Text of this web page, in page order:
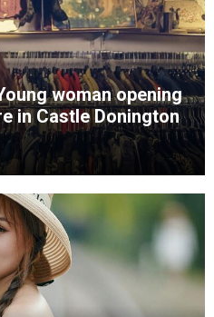
woman opening
in Castle Donington